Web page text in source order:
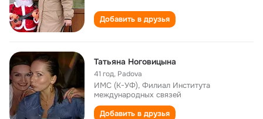
Добавить в друзья
Татьяна Ноговицына
41 год, Padova
ИМС (К-УФ), Филиал Института
международных связей
Добавить в друзья